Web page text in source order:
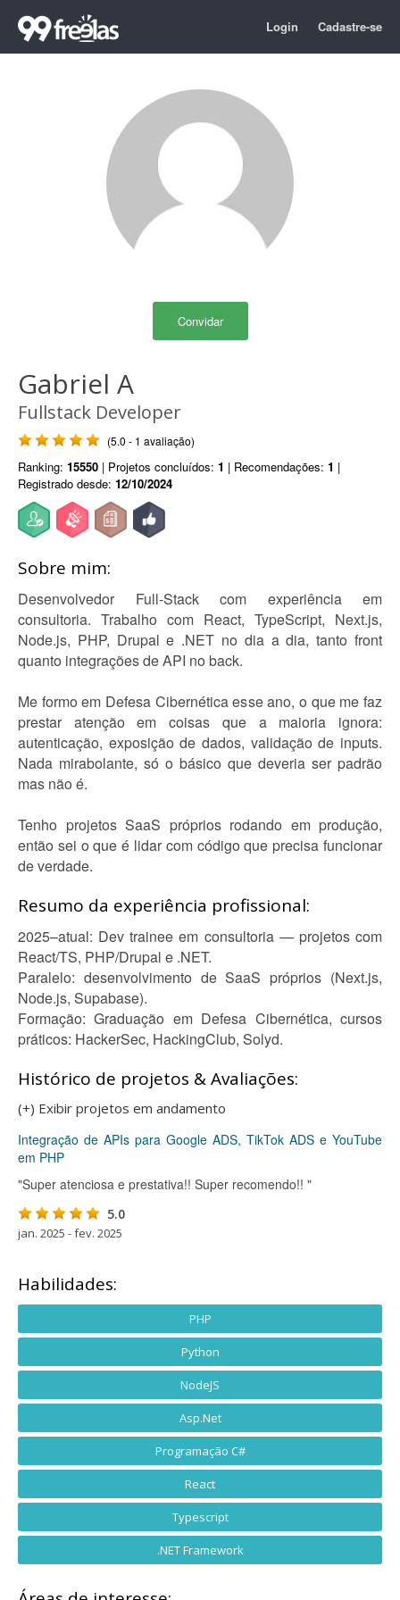
Login Cadastre-se
Convidar
Gabriel A
Fullstack Developer
(5.0 - 1 avaliação)
Ranking: 15550 | Projetos concluídos: 1 | Recomendações: 1 |
Registrado desde: 12/10/2024
Sobre mim:
Desenvolvedor Full-Stack com experiência em
consultoria. Trabalho com React, TypeScript, Next.js,
Node.js, PHP, Drupal e .NET no dia a dia, tanto front
quanto integrações de API no back.
Me formo em Defesa Cibernética esse ano, o que me faz
prestar atenção em coisas que a maioria ignora:
autenticação, exposição de dados, validação de inputs.
Nada mirabolante, só o básico que deveria ser padrão
mas não é.
Tenho projetos SaaS próprios rodando em produção,
então sei o que é lidar com código que precisa funcionar
de verdade.
Resumo da experiência profissional:
2025–atual: Dev trainee em consultoria — projetos com
React/TS, PHP/Drupal e .NET.
Paralelo: desenvolvimento de SaaS próprios (Next.js,
Node.js, Supabase).
Formação: Graduação em Defesa Cibernética, cursos
práticos: HackerSec, HackingClub, Solyd.
Histórico de projetos & Avaliações:
(+) Exibir projetos em andamento
Integração de APIs para Google ADS, TikTok ADS e YouTube
em PHP
"Super atenciosa e prestativa!! Super recomendo!! "
5.0
jan. 2025 - fev. 2025
Habilidades:
PHP
Python
NodeJS
Asp.Net
Programação C#
React
Typescript
.NET Framework